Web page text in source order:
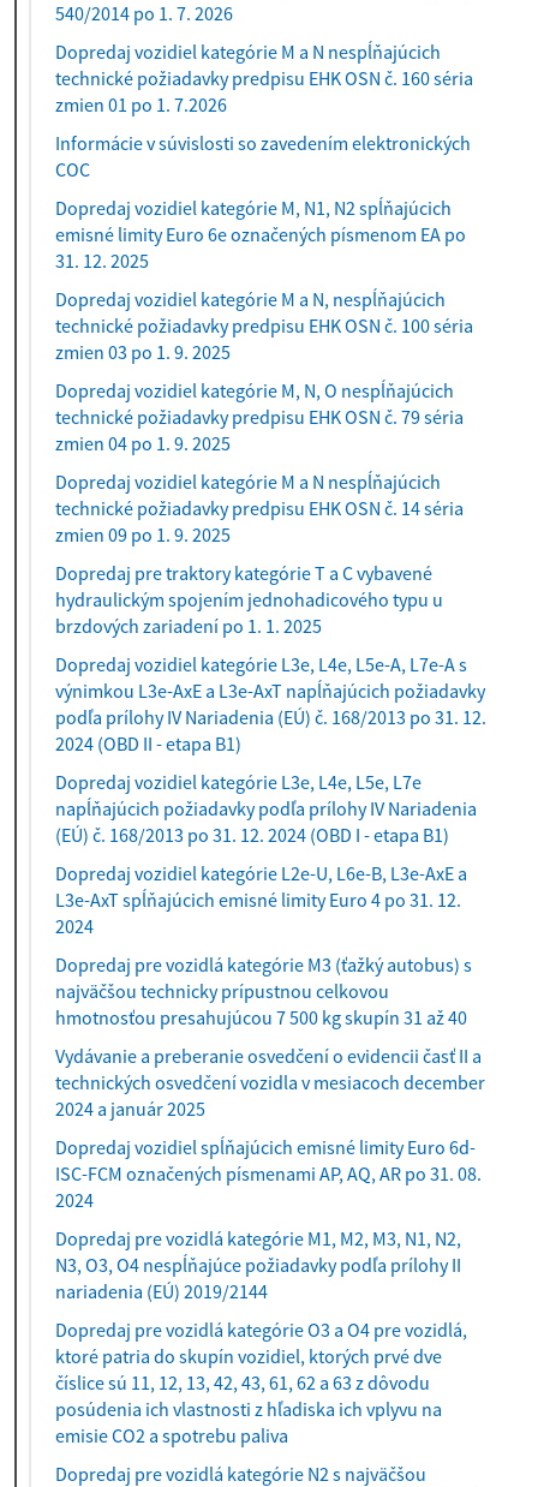
540/2014 po 1. 7. 2026
Dopredaj vozidiel kategórie M a N nespĺňajúcich
technické požiadavky predpisu EHK OSN č. 160 séria
zmien 01 po 1. 7.2026
Informácie v súvislosti so zavedením elektronických
COC
Dopredaj vozidiel kategórie M, N1, N2 spĺňajúcich
emisné limity Euro 6e označených písmenom EA po
31. 12. 2025
Dopredaj vozidiel kategórie M a N, nespĺňajúcich
technické požiadavky predpisu EHK OSN č. 100 séria
zmien 03 po 1. 9. 2025
Dopredaj vozidiel kategórie M, N, O nespĺňajúcich
technické požiadavky predpisu EHK OSN č. 79 séria
zmien 04 po 1. 9. 2025
Dopredaj vozidiel kategórie M a N nespĺňajúcich
technické požiadavky predpisu EHK OSN č. 14 séria
zmien 09 po 1. 9. 2025
Dopredaj pre traktory kategórie T a C vybavené
hydraulickým spojením jednohadicového typu u
brzdových zariadení po 1. 1. 2025
Dopredaj vozidiel kategórie L3e, L4e, L5e-A, L7e-A s
výnimkou L3e-AxE a L3e-AxT napĺňajúcich požiadavky
podľa prílohy IV Nariadenia (EÚ) č. 168/2013 po 31. 12.
2024 (OBD II - etapa B1)
Dopredaj vozidiel kategórie L3e, L4e, L5e, L7e
napĺňajúcich požiadavky podľa prílohy IV Nariadenia
(EÚ) č. 168/2013 po 31. 12. 2024 (OBD I - etapa B1)
Dopredaj vozidiel kategórie L2e-U, L6e-B, L3e-AxE a
L3e-AxT spĺňajúcich emisné limity Euro 4 po 31. 12.
2024
Dopredaj pre vozidlá kategórie M3 (ťažký autobus) s
najväčšou technicky prípustnou celkovou
hmotnosťou presahujúcou 7 500 kg skupín 31 až 40
Vydávanie a preberanie osvedčení o evidencii časť II a
technických osvedčení vozidla v mesiacoch december
2024 a január 2025
Dopredaj vozidiel spĺňajúcich emisné limity Euro 6d-
ISC-FCM označených písmenami AP, AQ, AR po 31. 08.
2024
Dopredaj pre vozidlá kategórie M1, M2, M3, N1, N2,
N3, O3, O4 nespĺňajúce požiadavky podľa prílohy II
nariadenia (EÚ) 2019/2144
Dopredaj pre vozidlá kategórie O3 a O4 pre vozidlá,
ktoré patria do skupín vozidiel, ktorých prvé dve
číslice sú 11, 12, 13, 42, 43, 61, 62 a 63 z dôvodu
posúdenia ich vlastnosti z hľadiska ich vplyvu na
emisie CO2 a spotrebu paliva
Dopredaj pre vozidlá kategórie N2 s najväčšou